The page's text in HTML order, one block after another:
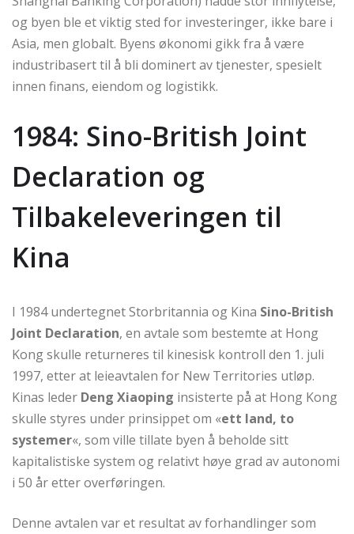
og byen ble et viktig sted for investeringer, ikke bare i
Asia, men globalt. Byens økonomi gikk fra å være
industribasert til å bli dominert av tjenester, spesielt
innen finans, eiendom og logistikk.
1984: Sino-British Joint
Declaration og
Tilbakeleveringen til
Kina
I 1984 undertegnet Storbritannia og Kina Sino-British
Joint Declaration, en avtale som bestemte at Hong
Kong skulle returneres til kinesisk kontroll den 1. juli
1997, etter at leieavtalen for New Territories utløp.
Kinas leder Deng Xiaoping insisterte på at Hong Kong
skulle styres under prinsippet om «ett land, to
systemer«, som ville tillate byen å beholde sitt
kapitalistiske system og relativt høye grad av autonomi
i 50 år etter overføringen.
Denne avtalen var et resultat av forhandlinger som